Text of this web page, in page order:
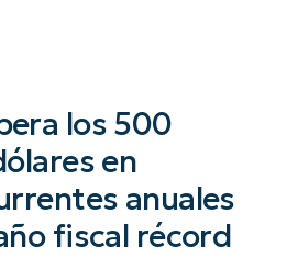
los 500
en
anuales
fiscal récord